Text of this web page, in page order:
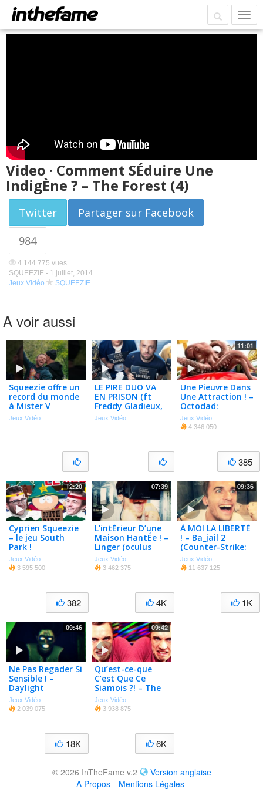
Video · Comment SÉduire Une
IndigÈne ? – The Forest (4)
Twitter
Partager sur Facebook
984
4 144 775 vues
SQUEEZIE - 1 juillet, 2014
Jeux Vidéo
SQUEEZIE
A voir aussi
Squeezie offre un
record du monde
à Mister V
Jeux Vidéo
LE PIRE DUO VA
EN PRISON (ft
Freddy Gladieux,
Raphaël Quenard
Jeux Vidéo
11:01
Une Pieuvre Dans
Une Attraction ! –
Octodad:
Dadliest Catch (2)
Jeux Vidéo
4 346 050
385
12:20
Cyprien Squeezie
– le jeu South
Park !
Jeux Vidéo
3 595 500
382
07:39
L’intÉrieur D’une
Maison HantÉe ! –
Linger (oculus
Rift)
Jeux Vidéo
3 462 375
4K
09:36
À MOI LA LIBERTÉ
! – Ba_jail 2
(Counter-Strike:
Source)
Jeux Vidéo
11 637 125
1K
09:46
Ne Pas Regader Si
Sensible ! –
Daylight
Jeux Vidéo
2 039 075
18K
09:42
Qu’est-ce-que
C’est Que Ce
Siamois ?! – The
Forest (3)
Jeux Vidéo
3 938 875
6K
© 2026 InTheFame v.2
Version anglaise
A Propos
Mentions Légales